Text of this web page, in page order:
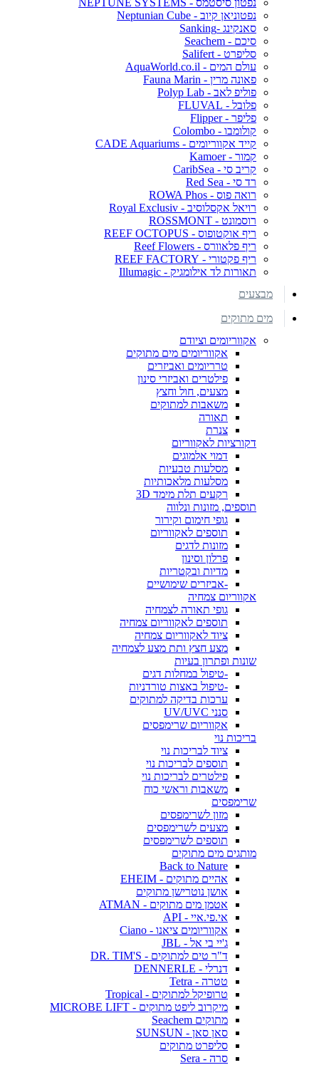
נפטוניאן קיוב - Neptunian Cube
סאנקינג -Sanking
סיכם - Seachem
סליפרט - Salifert
עולם המים - AquaWorld.co.il
פאונה מרין - Fauna Marin
פוליפ לאב - Polyp Lab
פלובל - FLUVAL
פליפר - Flipper
קולומבו - Colombo
קייד אקווריומים - CADE Aquariums
קמור - Kamoer
קריב סי - CaribSea
רד סי - Red Sea
רואה פוס - ROWA Phos
רויאל אקסלוסיב - Royal Exclusiv
רוסמונט - ROSSMONT
ריף אוקטופוס - REEF OCTOPUS
ריף פלאוורס - Reef Flowers
ריף פקטורי - REEF FACTORY
תאורות לד אילומגיק - Illumagic
מבצעים
מים מתוקים
אקווריומים וציודם
אקווריומים מים מתוקים
טרריומים ואביזרים
פילטרים ואביזרי סינון
מצעים, חול וחצץ
משאבות למתוקים
תאורה
צנרת
דקורציות לאקווריום
דמוי אלמוגים
מסלעות טבעיות
מסלעות מלאכותיות
רקעים תלת מימד 3D
תוספים, מזונות ונלווה
גופי חימום וקירור
תוספים לאקווריום
מזונות לדגים
פרלון וסינון
מדיות ובקטריות
-אביזרים שימושיים
אקווריום צמחיה
גופי תאורה לצמחיה
תוספים לאקווריום צמחיה
ציוד לאקווריום צמחיה
מצע חצץ ותת מצע לצמחיה
שונות ופתרון בעיות
-טיפול במחלות דגים
-טיפול באצות טורדניות
ערכות בדיקה למתוקים
סנני UV/UVC
אקווריום שרימפסים
בריכות נוי
ציוד לבריכות נוי
תוספים לבריכות נוי
פילטרים לבריכות נוי
משאבות וראשי כוח
שרימפסים
מזון לשרימפסים
מצעים לשרימפסים
תוספים לשרימפסים
מותגים מים מתוקים
Back to Nature
אהיים מתוקים - EHEIM
אושן נוטרישן מתוקים
אטמן מים מתוקים - ATMAN
אי.פי.איי - API
אקווריומים ציאנו - Ciano
ג'יי בי אל - JBL
ד"ר טים למתוקים - DR. TIM'S
דנרלי - DENNERLE
טטרה - Tetra
טרופיקל למתוקים - Tropical
מיקרוב ליפט מתוקים - MICROBE LIFT
מתוקים Seachem
סאן סאן - SUNSUN
סליפרט מתוקים
סרה - Sera